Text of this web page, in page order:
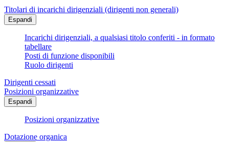
Titolari di incarichi dirigenziali (dirigenti non generali)
Espandi
Incarichi dirigenziali, a qualsiasi titolo conferiti - in formato
tabellare
Posti di funzione disponibili
Ruolo dirigenti
Dirigenti cessati
Posizioni organizzative
Espandi
Posizioni organizzative
Dotazione organica